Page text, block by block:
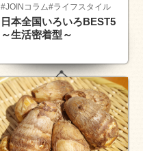
#JOINコラム#ライフスタイル
日本全国いろいろBEST5
～生活密着型～